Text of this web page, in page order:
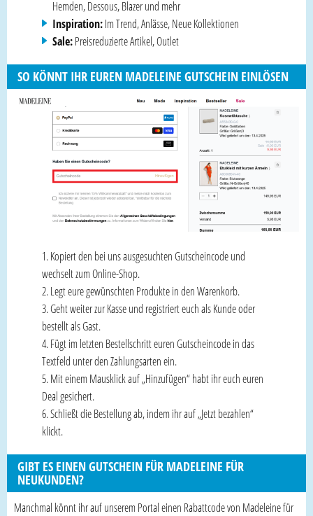
Hemden, Dessous, Blazer und mehr
Inspiration:Im Trend, Anlässe, Neue Kollektionen
Sale:Preisreduzierte Artikel, Outlet
SO KÖNNT IHR EUREN MADELEINE GUTSCHEIN EINLÖSEN
Kopiert den bei uns ausgesuchten Gutscheincode und
wechselt zum Online-Shop.
Legt eure gewünschten Produkte in den Warenkorb.
Geht weiter zur Kasse und registriert euch als Kunde oder
bestellt als Gast.
Fügt im letzten Bestellschritt euren Gutscheincode in das
Textfeld unter den Zahlungsarten ein.
Mit einem Mausklick auf „Hinzufügen“ habt ihr euch euren
Deal gesichert.
Schließt die Bestellung ab, indem ihr auf „Jetzt bezahlen“
klickt.
GIBT ES EINEN GUTSCHEIN FÜR MADELEINE FÜR
NEUKUNDEN?
Manchmal könnt ihr auf unserem Portal einen Rabattcode von Madeleine für